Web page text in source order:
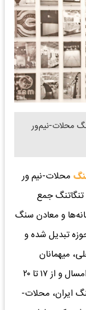
محلات-نیم‌‌ور
محلات-نیم ور
تنگاتنگ جمع
و معادن سنگ
تبدیل شده و
میهمانان
خارجی متعددی نیز از نمایشگاه دیدن می‌کنند. امسال و از ۱۷ تا ۲۰
ایران، محلات-